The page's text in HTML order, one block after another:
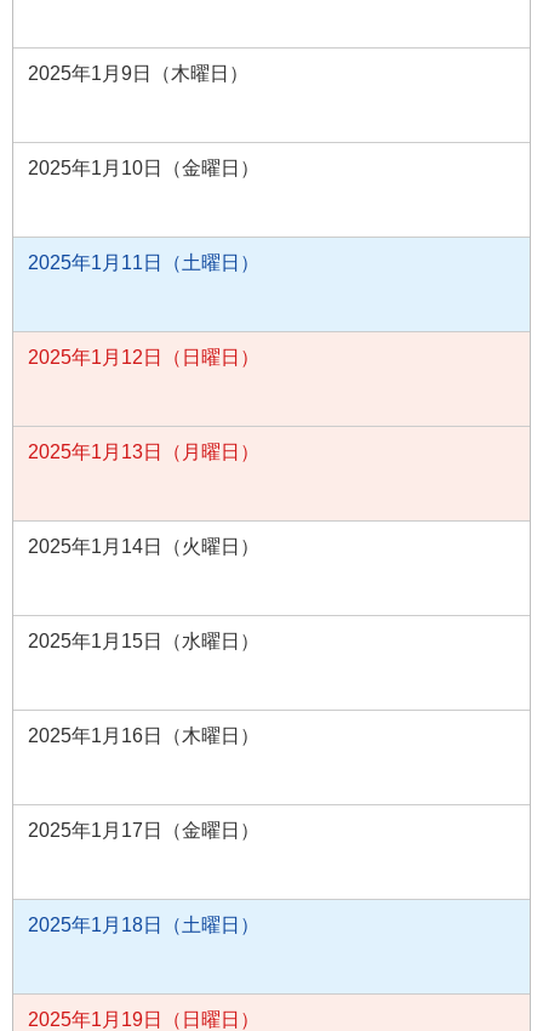
2025年1月9日（木曜日）
2025年1月10日（金曜日）
2025年1月11日（土曜日）
2025年1月12日（日曜日）
2025年1月13日（月曜日）
2025年1月14日（火曜日）
2025年1月15日（水曜日）
2025年1月16日（木曜日）
2025年1月17日（金曜日）
2025年1月18日（土曜日）
2025年1月19日（日曜日）